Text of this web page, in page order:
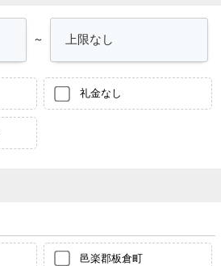
～
礼金なし
邑楽郡板倉町